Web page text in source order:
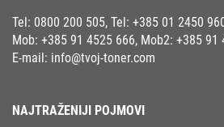
Tel: 0800 200 505, Tel: +385 01 2450
Mob: +385 91 4525 666, Mob2: +385 91
E-mail: info@tvoj-toner.com
NAJTRAŽENIJI POJMOVI